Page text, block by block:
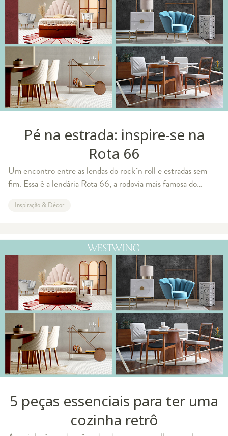
Pé na estrada: inspire-se na
Rota 66
Um encontro entre as lendas do rock´n roll e estradas sem
fim. Essa é a lendária Rota 66, a rodovia mais famosa do
tipicamente americano, peg
Inspiração & Décor
5 peças essenciais para ter uma
cozinha retrô